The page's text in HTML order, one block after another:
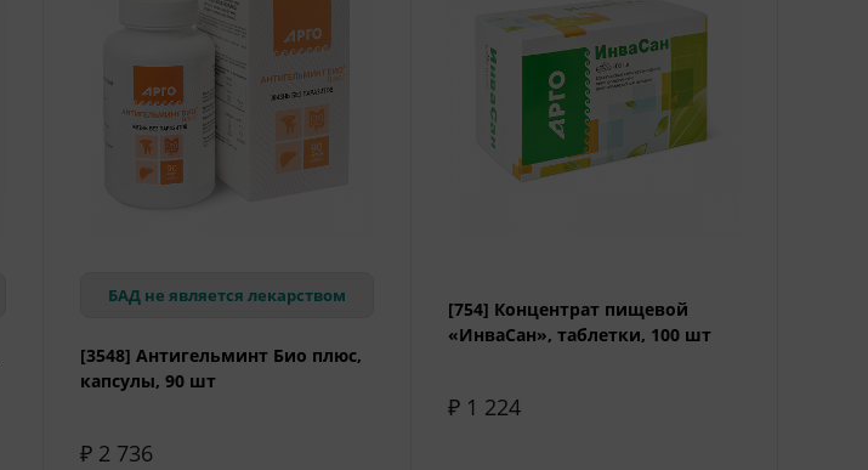
БАД не является лекарством
[3548] Антигельминт Био плюс,
капсулы, 90 шт
₽ 2 736
[754] Концентрат пищевой
«ИнваСан», таблетки, 100 шт
₽ 1 224